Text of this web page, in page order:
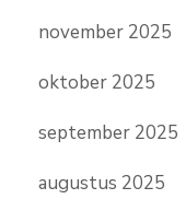
november 2025
oktober 2025
september 2025
augustus 2025